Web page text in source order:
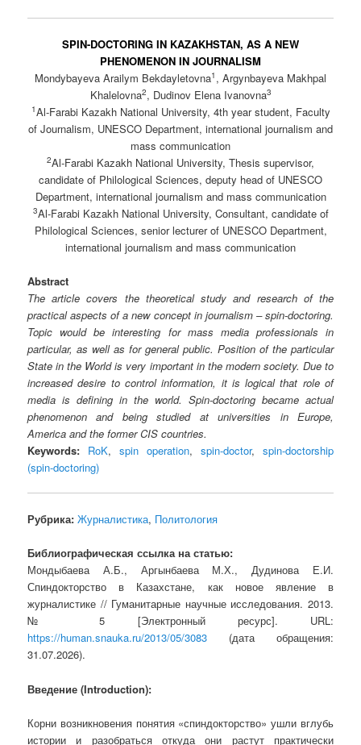
SPIN-DOCTORING IN KAZAKHSTAN, AS A NEW
PHENOMENON IN JOURNALISM
Mondybayeva Arailym Bekdayletovna1 , Argynbayeva Makhpal
Khalelovna2, Dudinov Elena Ivanovna3
1Al-Farabi Kazakh National University, 4th year student, Faculty
of Journalism, UNESCO Department, international journalism and
mass communication
2Al-Farabi Kazakh National University, Thesis supervisor,
candidate of Philological Sciences, deputy head of UNESCO
Department, international journalism and mass communication
3Al-Farabi Kazakh National University, Consultant, candidate of
Philological Sciences, senior lecturer of UNESCO Department,
international journalism and mass communication
Abstract
The article covers the theoretical study and research of the
practical aspects of a new concept in journalism – spin-doctoring.
Topic would be interesting for mass media professionals in
particular, as well as for general public. Position of the particular
State in the World is very important in the modern society. Due to
increased desire to control information, it is logical that role of
media is defining in the world. Spin-doctoring became actual
phenomenon and being studied at universities in Europe,
America and the former CIS countries.
Keywords: RoK,spin operation, spin-doctor, spin-doctorship
(spin-doctoring)
Рубрика: Журналистика, Политология
Библиографическая ссылка на статью:
Мондыбаева А.Б., Аргынбаева М.Х., Дудинова Е.И.
Спиндокторство в Казахстане, как новое явление в
журналистике // Гуманитарные научные исследования. 2013.
№ 5 [Электронный ресурс]. URL:
https://human.snauka.ru/2013/05/3083 (дата обращения:
31.07.2026).
Введение (Introduction):
Корни возникновения понятия «спиндокторство» ушли вглубь
истории и разобраться откуда они растут практически